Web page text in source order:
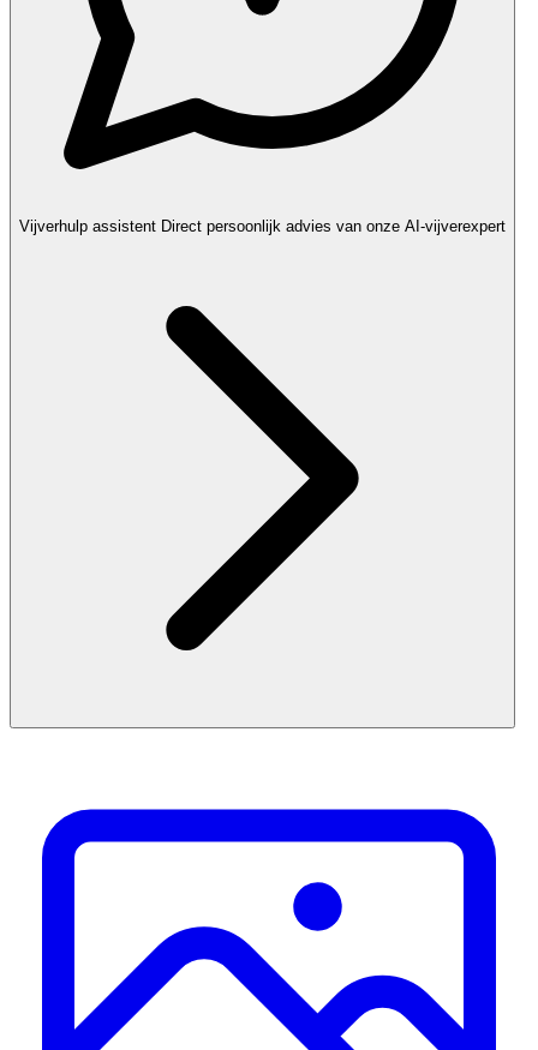
Vijverhulp assistent Direct persoonlijk advies van onze AI-vijverexpert